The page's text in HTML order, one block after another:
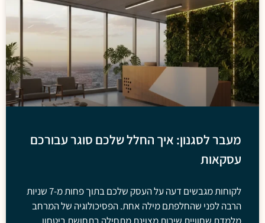
מעבר לסגנון: איך החלל שלכם סוגר עבורכם
עסקאות
לקוחות מגבשים דעה על העסק שלכם בתוך פחות מ-7 שניות
הרבה לפני שהחלפתם מילה אחת. הפסיכולוגיה של המרחב